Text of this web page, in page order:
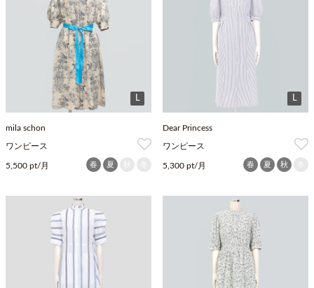
L
mila schon
ワンピース
5,500 pt/月 春 夏
L
Dear Princess
ワンピース
5,300 pt/月 春 夏 秋